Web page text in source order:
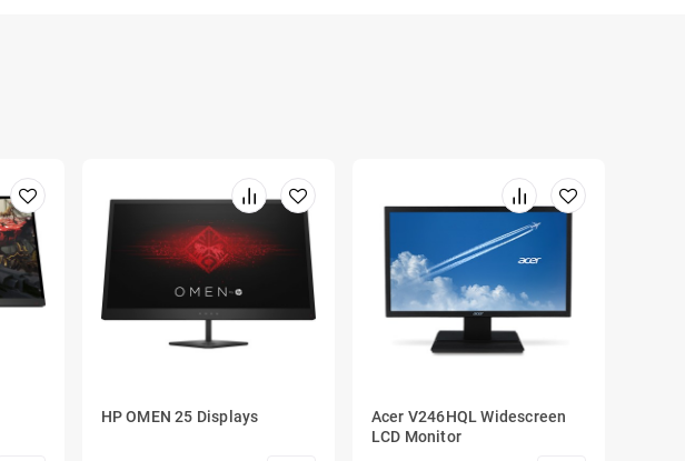
HP OMEN 25 Displays
Acer V246HQL Widescreen
LCD Monitor